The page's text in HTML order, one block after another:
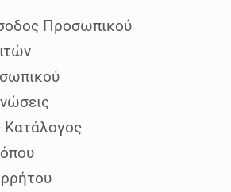
Προσωπικού
Κατάλογος